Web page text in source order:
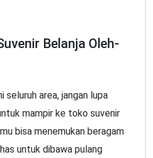
Belanja Oleh-
seluruh area, jangan lupa
mampir ke toko suvenir
bisa menemukan beragam
untuk dibawa pulang